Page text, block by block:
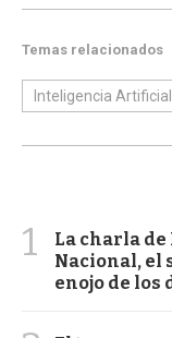
Temas relacionados
Inteligencia Artificial
1
La charla de
Nacional, el
enojo de los